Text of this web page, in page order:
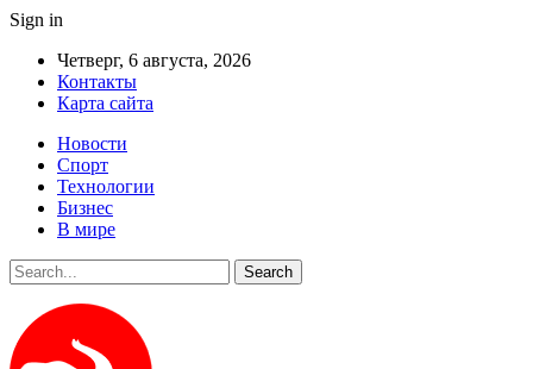
Sign in
Четверг, 6 августа, 2026
Контакты
Карта сайта
Новости
Спорт
Технологии
Бизнес
В мире